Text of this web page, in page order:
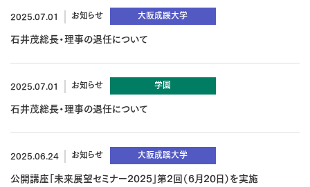
2025.07.01 お知らせ 大阪成蹊大学
石井茂総長・理事の退任について
2025.07.01 お知らせ 学園
石井茂総長・理事の退任について
2025.06.24 お知らせ 大阪成蹊大学
公開講座「未来展望セミナー2025」第2回（6月20日）を実施